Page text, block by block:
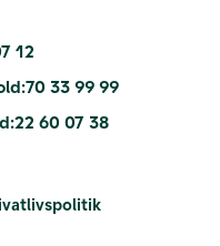
12
70 33 99 99
22 60 07 38